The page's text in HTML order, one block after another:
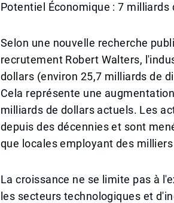
Potentiel Économique : 7
Selon une nouvelle recherche
recrutement Robert Walters,
dollars (environ 25,7 milliards de
Cela représente une
milliards de dollars actuels. Les
depuis des décennies et sont
que locales employant des
La croissance ne se limite pas à
les secteurs technologiques et